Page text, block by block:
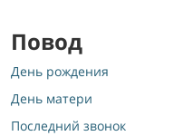
Повод
День рождения
День матери
Последний звонок